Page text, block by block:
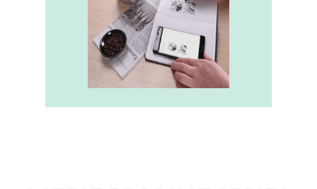
內建的高幀率SoC，能確保書寫筆跡
的連續與準確。 透過4000A模組能有
效縮短客戶開發週期，並確保在小型
裝置中仍維持高精度與穩定度，讓產
品能夠以最自然的方式，將紙本與數
位內容緊密連結。